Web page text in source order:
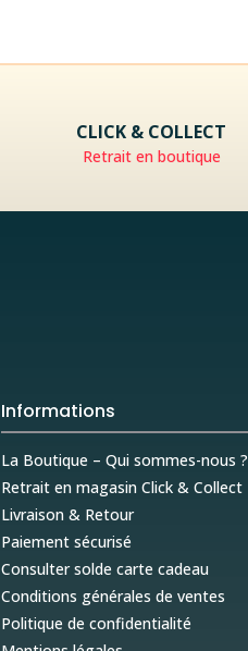
CLICK & COLLECT
Retrait en boutique
Informations
La Boutique – Qui sommes-nous ?
Retrait en magasin Click & Collect
Livraison & Retour
Paiement sécurisé
Consulter solde carte cadeau
Conditions générales de ventes
Politique de confidentialité